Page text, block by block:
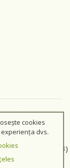
file or directory
cookies
dvs.